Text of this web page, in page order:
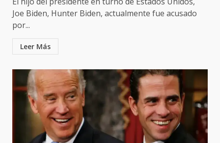
Joe Biden, Hunter Biden, actualmente fue acusado
por...
Leer Más